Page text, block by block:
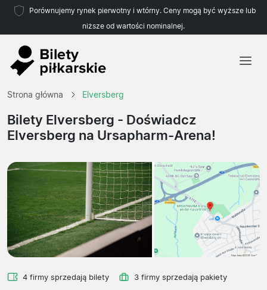
Porównujemy rynek pierwotny i wtórny. Ceny mogą być wyższe lub
niższe od wartości nominalnej.
Strona główna
Drużyny
Ligi
Strona główna Elversberg
Bilety Elversberg - Doświadcz
Elversberg na Ursapharm-Arena!
4 firmy sprzedają bilety 3 firmy sprzedają pakiety